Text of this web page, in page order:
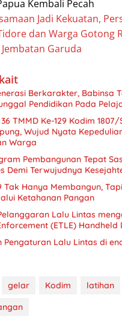
Kembali Pecah
Jadi Kekuatan,
dan Warga Gotong
Garuda
Berkarakter, Babinsa
Pendidikan Pada
TMMD Ke-129 Kodim
Wujud Nyata
Warga
Pembangunan Tepat
Demi Terwujudnya
Tak Hanya Membangun,
Ketahanan Pangan
Lalu Lintas
(ETLE) Handheld
Pengaturan Lalu Lintas di
gelar Kodim
latihan